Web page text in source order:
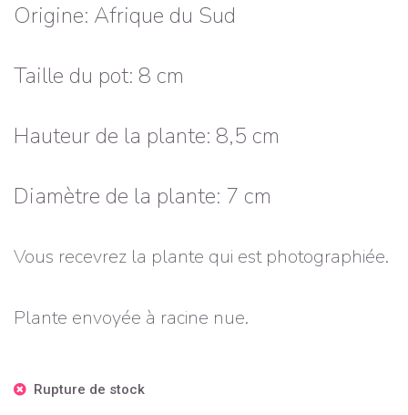
Origine: Afrique du Sud
Taille du pot: 8 cm
Hauteur de la plante: 8,5 cm
Diamètre de la plante: 7 cm
Vous recevrez la plante qui est photographiée.
Plante envoyée à racine nue.
Rupture de stock